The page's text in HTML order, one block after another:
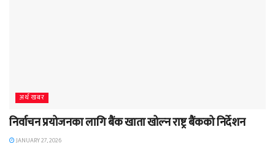
अर्थ खबर
निर्वाचन प्रयोजनका लागि बैंक खाता खोल्न राष्ट्र बैंकको निर्देशन
JANUARY 27, 2026